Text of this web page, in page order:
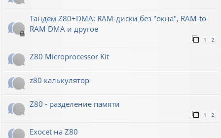
Тандем Z80+DMA: RAM-диски без "окна", RAM-to-
RAM DMA и другое
1 2
Z80 Microprocessor Kit
z80 калькулятор
Z80 - разделение памяти
1 2
Exocet на Z80